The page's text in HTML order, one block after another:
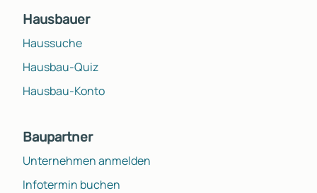
Hausbauer
Haussuche
Hausbau-Quiz
Hausbau-Konto
Baupartner
Unternehmen anmelden
Infotermin buchen